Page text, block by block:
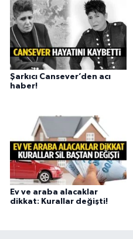
Şarkıcı Cansever’den acı
haber!
Ev ve araba alacaklar
dikkat: Kurallar değişti!